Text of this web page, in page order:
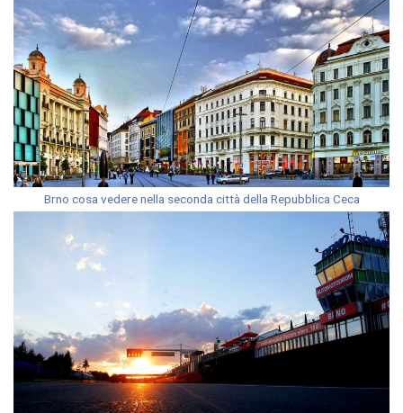
Brno cosa vedere nella seconda città della Repubblica Ceca